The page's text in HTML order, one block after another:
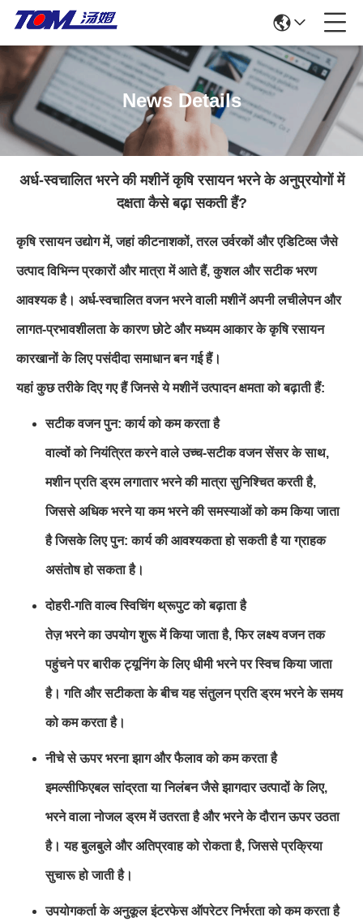
News Details
अर्ध-स्वचालित भरने की मशीनें कृषि रसायन भरने के अनुप्रयोगों में
दक्षता कैसे बढ़ा सकती हैं?
कृषि रसायन उद्योग में, जहां कीटनाशकों, तरल उर्वरकों और एडिटिव्स जैसे
उत्पाद विभिन्न प्रकारों और मात्रा में आते हैं, कुशल और सटीक भरण
आवश्यक है। अर्ध-स्वचालित वजन भरने वाली मशीनें अपनी लचीलेपन और
लागत-प्रभावशीलता के कारण छोटे और मध्यम आकार के कृषि रसायन
कारखानों के लिए पसंदीदा समाधान बन गई हैं।
यहां कुछ तरीके दिए गए हैं जिनसे ये मशीनें उत्पादन क्षमता को बढ़ाती हैं:
सटीक वजन पुन: कार्य को कम करता है
वाल्वों को नियंत्रित करने वाले उच्च-सटीक वजन सेंसर के साथ,
मशीन प्रति ड्रम लगातार भरने की मात्रा सुनिश्चित करती है,
जिससे अधिक भरने या कम भरने की समस्याओं को कम किया जाता
है जिसके लिए पुन: कार्य की आवश्यकता हो सकती है या ग्राहक
असंतोष हो सकता है।
दोहरी-गति वाल्व स्विचिंग थ्रूपुट को बढ़ाता है
तेज़ भरने का उपयोग शुरू में किया जाता है, फिर लक्ष्य वजन तक
पहुंचने पर बारीक ट्यूनिंग के लिए धीमी भरने पर स्विच किया जाता
है। गति और सटीकता के बीच यह संतुलन प्रति ड्रम भरने के समय
को कम करता है।
नीचे से ऊपर भरना झाग और फैलाव को कम करता है
इमल्सीफिएबल सांद्रता या निलंबन जैसे झागदार उत्पादों के लिए,
भरने वाला नोजल ड्रम में उतरता है और भरने के दौरान ऊपर उठता
है। यह बुलबुले और अतिप्रवाह को रोकता है, जिससे प्रक्रिया
सुचारू हो जाती है।
उपयोगकर्ता के अनुकूल इंटरफेस ऑपरेटर निर्भरता को कम करता है